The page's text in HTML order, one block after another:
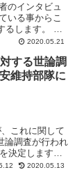
のインタビュ
いる事からこ
します。 営
施... 2020.05.21
する世論調
維持部隊に
これに関して
論調査が行われ
決定します。
2020.05.13